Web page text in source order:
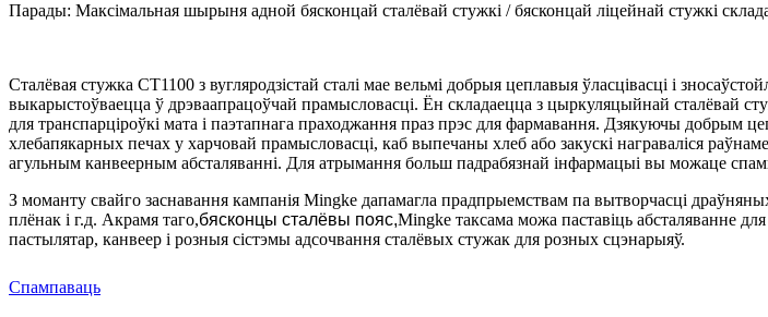
Парады: Максімальная шырыня адной бясконцай сталёвай стужкі / бясконцай ліцейнай стужкі
Сталёвая стужка CT1100 з вугляродзістай сталі мае вельмі добрыя цеплавыя ўласцівасці і
выкарыстоўваецца ў дрэваапрацоўчай прамысловасці. Ён складаецца з цыркуляцыйнай сталёвай
для транспарціроўкі мата і паэтапнага праходжання праз прэс для фармавання. Дзякуючы
хлебапякарных печах у харчовай прамысловасці, каб выпечаны хлеб або закускі награваліся
агульным канвеерным абсталяванні. Для атрымання больш падрабязнай інфармацыі вы можаце
З моманту свайго заснавання кампанія Mingke дапамагла прадпрыемствам па вытворчасці
плёнак і г.д. Акрамя таго,бясконцы сталёвы пояс,Mingke таксама можа паставіць абсталяванне
пастылятар, канвеер і розныя сістэмы адсочвання сталёвых стужак для розных сцэнарыяў.
Спампаваць